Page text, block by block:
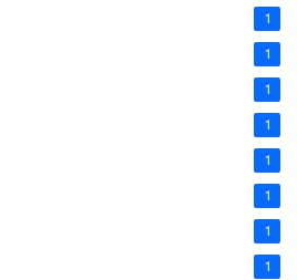
1
1
1
1
1
1
1
1